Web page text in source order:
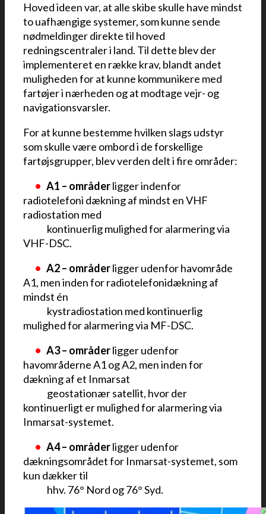
Hoved ideen var, at alle skibe skulle have mindst
to uafhængige systemer, som kunne sende
nødmeldinger direkte til hoved
redningscentraler i land. Til dette blev der
implementeret en række krav, blandt andet
muligheden for at kunne kommunikere med
fartøjer i nærheden og at modtage vejr- og
navigationsvarsler.
For at kunne bestemme hvilken slags udstyr
som skulle være ombord i de forskellige
fartøjsgrupper, blev verden delt i fire områder:
• A1 – områderligger indenfor
radiotelefoni dækning af mindst en VHF
radiostation med
kontinuerlig mulighed for alarmering via
VHF-DSC.
• A2 – områderligger udenfor havområde
A1, men inden for radiotelefonidækning af
mindst én
kystradiostation med kontinuerlig
mulighed for alarmering via MF-DSC.
• A3 – områderligger udenfor
havområderne A1 og A2, men inden for
dækning af et Inmarsat
geostationær satellit, hvor der
kontinuerligt er mulighed for alarmering via
Inmarsat-systemet.
• A4 – områderligger udenfor
dækningsområdet for Inmarsat-systemet, som
kun dækker til
hhv. 76° Nord og 76° Syd.